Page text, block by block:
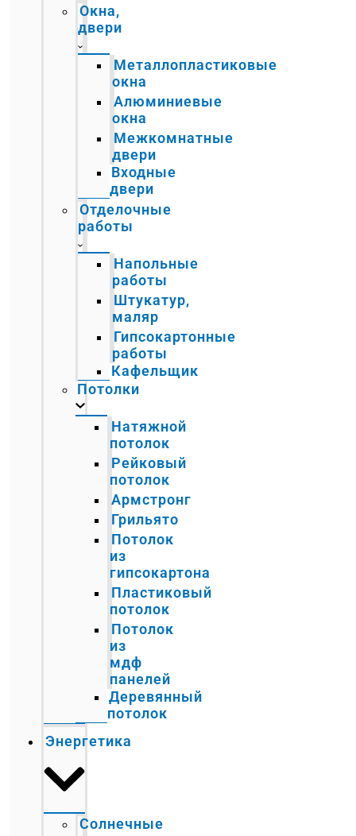
Окна,
двери
Металлопластиковые
окна
Алюминиевые
окна
Межкомнатные
двери
Входные
двери
Отделочные
работы
Напольные
работы
Штукатур,
маляр
Гипсокартонные
работы
Кафельщик
Потолки
Натяжной
потолок
Рейковый
потолок
Армстронг
Грильято
Потолок
из
гипсокартона
Пластиковый
потолок
Потолок
из
мдф
панелей
Деревянный
потолок
Энергетика
Солнечные